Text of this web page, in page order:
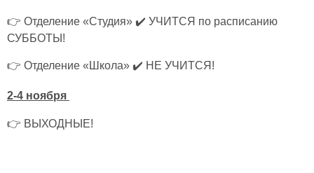
👉 Отделение «Студия» ✔️ УЧИТСЯ по расписанию
СУББОТЫ!
👉 Отделение «Школа» ✔️ НЕ УЧИТСЯ!
2-4 ноября
👉 ВЫХОДНЫЕ!